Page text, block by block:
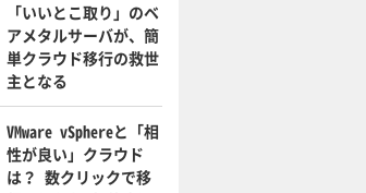
「いいとこ取り」のベ
アメタルサーバが、簡
単クラウド移行の救世
主となる
VMware vSphereと「相
性が良い」クラウド
は？ 数クリックで移